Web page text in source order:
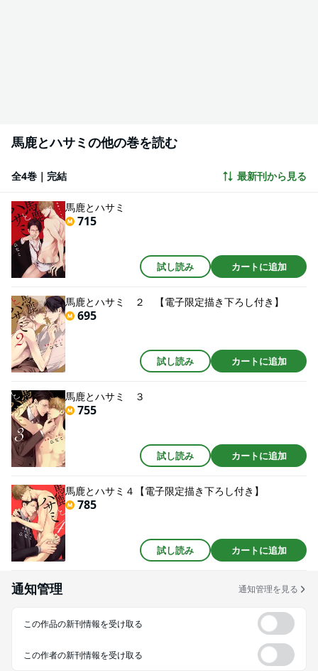
馬鹿とハサミの他の巻を読む
全4巻｜完結 最新刊から見る
馬鹿とハサミ
715
試し読み カートに追加
馬鹿とハサミ ２ 【電子限定描き下ろし付き】
695
試し読み カートに追加
馬鹿とハサミ ３
755
試し読み カートに追加
馬鹿とハサミ４【電子限定描き下ろし付き】
785
試し読み カートに追加
通知管理 通知管理を見る
この作品の新刊情報を受け取る
この作者の新刊情報を受け取る